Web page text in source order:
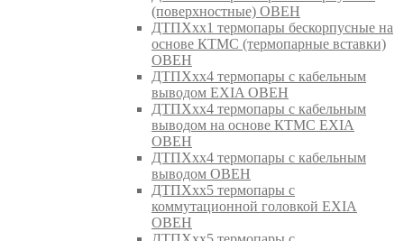
(поверхностные) ОВЕН
ДТПХхх1 термопары бескорпусные на
основе КТМС (термопарные вставки)
ОВЕН
ДТПХхх4 термопары с кабельным
выводом EXIA ОВЕН
ДТПХхх4 термопары с кабельным
выводом на основе КТМС EXIA
ОВЕН
ДТПХхх4 термопары с кабельным
выводом ОВЕН
ДТПХхх5 термопары с
коммутационной головкой EXIA
ОВЕН